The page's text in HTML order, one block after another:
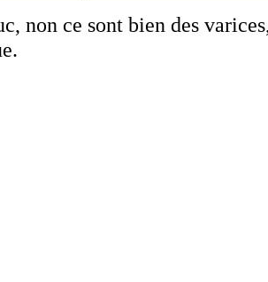
non ce sont bien des